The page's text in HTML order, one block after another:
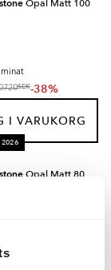
Opal Matt 100
SEK-38%
I VARUKORG
2026
Opal Matt 80